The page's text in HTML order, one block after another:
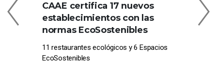
CAAE certifica 17 nuevos
establecimientos con las
normas EcoSostenibles
11 restaurantes ecológicos y 6 Espacios
EcoSostenibles